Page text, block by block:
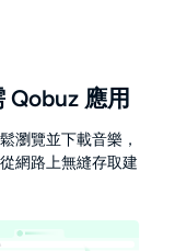
Qobuz 應用
瀏覽並下載音樂，
網路上無縫存取建